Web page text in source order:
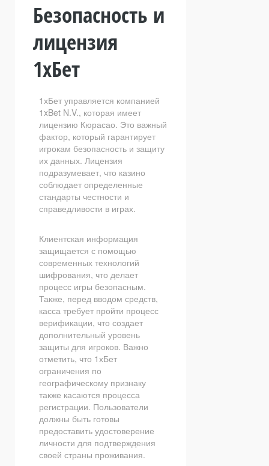
Безопасность и
лицензия
1хБет
1хБет управляется компанией
1xBet N.V., которая имеет
лицензию Кюрасао. Это важный
фактор, который гарантирует
игрокам безопасность и защиту
их данных. Лицензия
подразумевает, что казино
соблюдает определенные
стандарты честности и
справедливости в играх.
Клиентская информация
защищается с помощью
современных технологий
шифрования, что делает
процесс игры безопасным.
Также, перед вводом средств,
касса требует пройти процесс
верификации, что создает
дополнительный уровень
защиты для игроков. Важно
отметить, что 1хБет
ограничения по
географическому признаку
также касаются процесса
регистрации. Пользователи
должны быть готовы
предоставить удостоверение
личности для подтверждения
своей страны проживания.